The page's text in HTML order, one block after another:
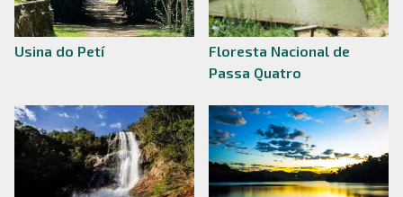
Usina do Petí
Floresta Nacional de
Passa Quatro